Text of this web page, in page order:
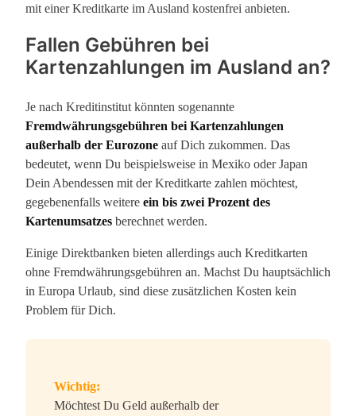
mit einer Kreditkarte im Ausland kostenfrei anbieten.
Fallen Gebühren bei
Kartenzahlungen im Ausland an?
Je nach Kreditinstitut könnten sogenannte
Fremdwährungsgebühren bei Kartenzahlungen
außerhalb der Eurozone auf Dich zukommen. Das
bedeutet, wenn Du beispielsweise in Mexiko oder Japan
Dein Abendessen mit der Kreditkarte zahlen möchtest,
gegebenenfalls weitere ein bis zwei Prozent des
Kartenumsatzes berechnet werden.
Einige Direktbanken bieten allerdings auch Kreditkarten
ohne Fremdwährungsgebühren an. Machst Du hauptsächlich
in Europa Urlaub, sind diese zusätzlichen Kosten kein
Problem für Dich.
Wichtig:
Möchtest Du Geld außerhalb der